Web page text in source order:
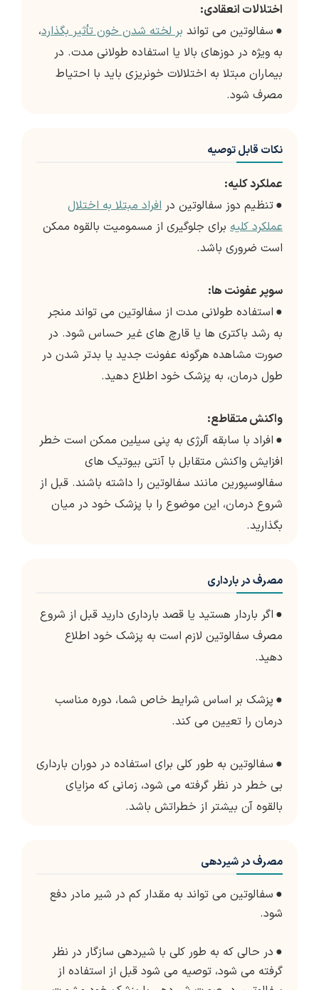
اختلالات انعقادی:
● سفالوتین می تواند بر لخته شدن خون تأثیر بگذارد،
به ویژه در دوزهای بالا یا استفاده طولانی مدت. در
بیماران مبتلا به اختلالات خونریزی باید با احتیاط
مصرف شود.
نکات قابل توصیه
عملکرد کلیه:
●تنظیم دوز سفالوتین در افراد مبتلا به اختلال
عملکرد کلیه برای جلوگیری از مسمومیت بالقوه ممکن
است ضروری باشد.
سوپر عفونت ها:
● استفاده طولانی مدت از سفالوتین می تواند منجر
به رشد باکتری ها یا قارچ های غیر حساس شود. در
صورت مشاهده هرگونه عفونت جدید یا بدتر شدن در
طول درمان، به پزشک خود اطلاع دهید.
واکنش متقاطع:
● افراد با سابقه آلرژی به پنی سیلین ممکن است خطر
افزایش واکنش متقابل با آنتی بیوتیک های
سفالوسپورین مانند سفالوتین را داشته باشند. قبل از
شروع درمان، این موضوع را با پزشک خود در میان
بگذارید.
مصرف در بارداری
● اگر باردار هستید یا قصد بارداری دارید قبل از شروع
مصرف سفالوتین لازم است به پزشک خود اطلاع
دهید.
● پزشک بر اساس شرایط خاص شما، دوره مناسب
درمان را تعیین می کند.
● سفالوتین به طور کلی برای استفاده در دوران بارداری
بی خطر در نظر گرفته می شود، زمانی که مزایای
بالقوه آن بیشتر از خطراتش باشد.
مصرف در شیردهی
● سفالوتین می تواند به مقدار کم در شیر مادر دفع
شود.
● در حالی که به طور کلی با شیردهی سازگار در نظر
گرفته می شود، توصیه می شود قبل از استفاده از